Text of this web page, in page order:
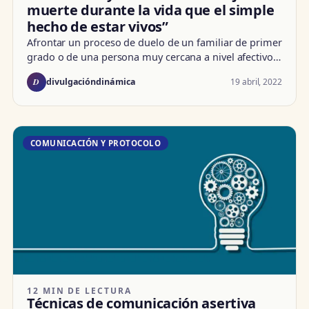
muerte durante la vida que el simple
hecho de estar vivos”
Afrontar un proceso de duelo de un familiar de primer
grado o de una persona muy cercana a nivel afectivo…
D divulgacióndinámica 19 abril, 2022
COMUNICACIÓN Y PROTOCOLO
12 MIN DE LECTURA
Técnicas de comunicación asertiva